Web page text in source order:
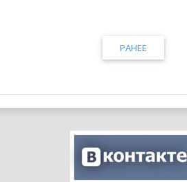
РАНЕЕ